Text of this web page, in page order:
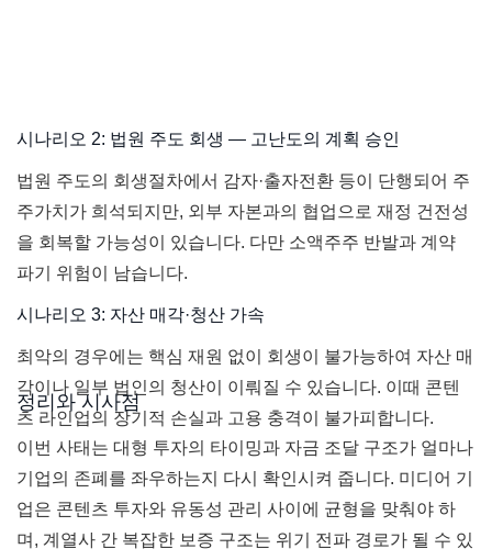
시나리오 2: 법원 주도 회생 — 고난도의 계획 승인
법원 주도의 회생절차에서 감자·출자전환 등이 단행되어 주
주가치가 희석되지만, 외부 자본과의 협업으로 재정 건전성
을 회복할 가능성이 있습니다. 다만 소액주주 반발과 계약
파기 위험이 남습니다.
시나리오 3: 자산 매각·청산 가속
최악의 경우에는 핵심 재원 없이 회생이 불가능하여 자산 매
각이나 일부 법인의 청산이 이뤄질 수 있습니다. 이때 콘텐
츠 라인업의 장기적 손실과 고용 충격이 불가피합니다.
정리와 시사점
이번 사태는 대형 투자의 타이밍과 자금 조달 구조가 얼마나
기업의 존폐를 좌우하는지 다시 확인시켜 줍니다. 미디어 기
업은 콘텐츠 투자와 유동성 관리 사이에 균형을 맞춰야 하
며, 계열사 간 복잡한 보증 구조는 위기 전파 경로가 될 수 있